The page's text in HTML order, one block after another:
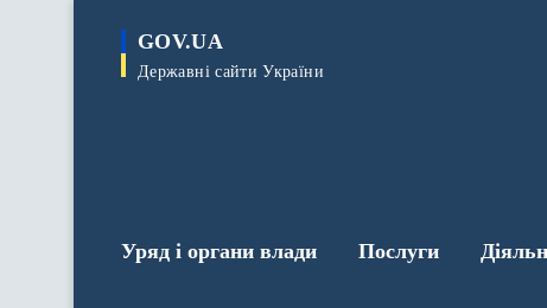
GOV.UA
Державні сайти України
Уряд і органи влади Послуги